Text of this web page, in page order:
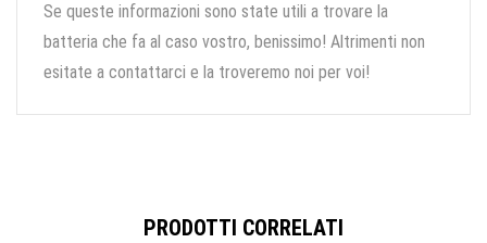
Se queste informazioni sono state utili a trovare la
batteria che fa al caso vostro, benissimo! Altrimenti non
esitate a contattarci e la troveremo noi per voi!
PRODOTTI CORRELATI